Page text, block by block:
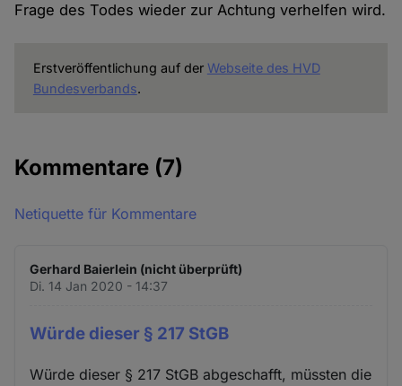
Frage des Todes wieder zur Achtung verhelfen wird.
Erstveröffentlichung auf der Webseite des HVD
Bundesverbands.
Kommentare (7)
Netiquette für Kommentare
Gerhard Baierlein (nicht überprüft)
Di. 14 Jan 2020 - 14:37
Würde dieser § 217 StGB
Würde dieser § 217 StGB abgeschafft, müssten die